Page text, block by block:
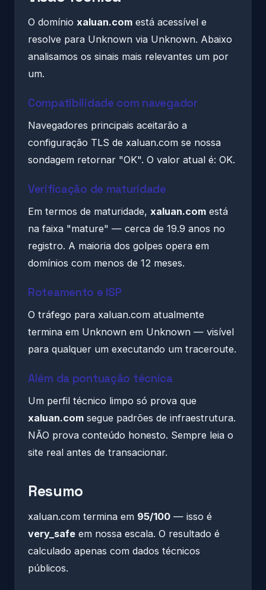
O domínio xaluan.com está acessível e
resolve para Unknown via Unknown. Abaixo
analisamos os sinais mais relevantes um por
um.
Compatibilidade com navegador
Navegadores principais aceitarão a
configuração TLS de xaluan.com se nossa
sondagem retornar "OK". O valor atual é: OK.
Verificação de maturidade
Em termos de maturidade, xaluan.com está
na faixa "mature" — cerca de 19.9 anos no
registro. A maioria dos golpes opera em
domínios com menos de 12 meses.
Roteamento e ISP
O tráfego para xaluan.com atualmente
termina em Unknown em Unknown — visível
para qualquer um executando um traceroute.
Além da pontuação técnica
Um perfil técnico limpo só prova que
xaluan.com segue padrões de infraestrutura.
NÃO prova conteúdo honesto. Sempre leia o
site real antes de transacionar.
Resumo
xaluan.com termina em 95/100 — isso é
very_safe em nossa escala. O resultado é
calculado apenas com dados técnicos
públicos.